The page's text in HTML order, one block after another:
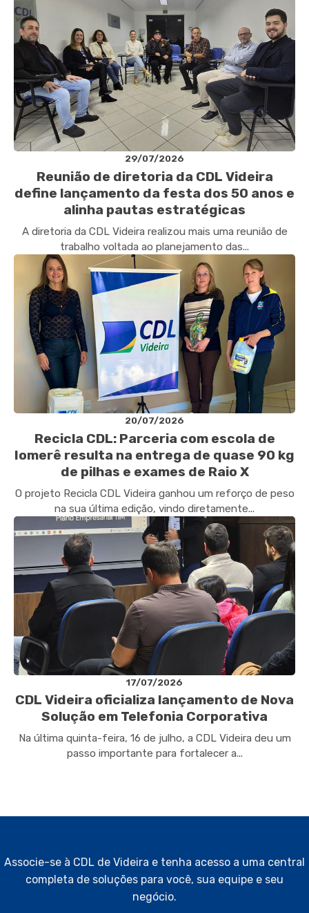
29/07/2026
Reunião de diretoria da CDL Videira
define lançamento da festa dos 50 anos e
alinha pautas estratégicas
A diretoria da CDL Videira realizou mais uma reunião de
trabalho voltada ao planejamento das...
20/07/2026
Recicla CDL: Parceria com escola de
Iomerê resulta na entrega de quase 90 kg
de pilhas e exames de Raio X
O projeto Recicla CDL Videira ganhou um reforço de peso
na sua última edição, vindo diretamente...
17/07/2026
CDL Videira oficializa lançamento de Nova
Solução em Telefonia Corporativa
Na última quinta-feira, 16 de julho, a CDL Videira deu um
passo importante para fortalecer a...
Associe-se à CDL de Videira e tenha acesso a uma central
completa de soluções para você, sua equipe e seu
negócio.